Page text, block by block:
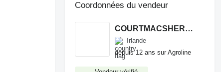
Coordonnées du vendeur
COURTMACSHERRY MACHINERY LTD
Irlande
depuis 12 ans sur Agroline